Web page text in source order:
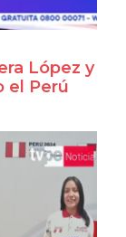
López y
el Perú